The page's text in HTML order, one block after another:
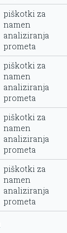
piškotki za
namen
analiziranja
prometa
piškotki za
namen
analiziranja
prometa
piškotki za
namen
analiziranja
prometa
piškotki za
namen
analiziranja
prometa